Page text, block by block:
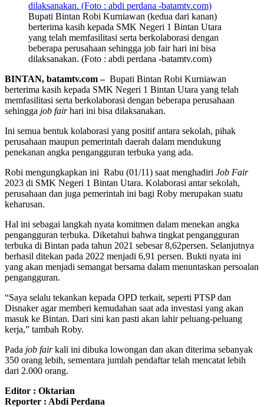
Bupati Bintan Robi Kurniawan (kedua dari kanan)
berterima kasih kepada SMK Negeri 1 Bintan Utara
yang telah memfasilitasi serta berkolaborasi dengan
beberapa perusahaan sehingga job fair hari ini bisa
dilaksanakan. (Foto : abdi perdana -batamtv.com)
BINTAN, batamtv.com –Bupati Bintan Robi Kurniawan
berterima kasih kepada SMK Negeri 1 Bintan Utara yang telah
memfasilitasi serta berkolaborasi dengan beberapa perusahaan
sehingga job fairhari ini bisa dilaksanakan.
Ini semua bentuk kolaborasi yang positif antara sekolah, pihak
perusahaan maupun pemerintah daerah dalam mendukung
penekanan angka pengangguran terbuka yang ada.
Robi mengungkapkan ini Rabu (01/11) saat menghadiri Job Fair
2023 di SMK Negeri 1 Bintan Utara. Kolaborasi antar sekolah,
perusahaan dan juga pemerintah ini bagi Roby merupakan suatu
keharusan.
Hal ini sebagai langkah nyata komitmen dalam menekan angka
pengangguran terbuka. Diketahui bahwa tingkat pengangguran
terbuka di Bintan pada tahun 2021 sebesar 8,62persen. Selanjutnya
berhasil ditekan pada 2022 menjadi 6,91 persen. Bukti nyata ini
yang akan menjadi semangat bersama dalam menuntaskan persoalan
pengangguran.
“Saya selalu tekankan kepada OPD terkait, seperti PTSP dan
Disnaker agar memberi kemudahan saat ada investasi yang akan
masuk ke Bintan. Dari sini kan pasti akan lahir peluang-peluang
kerja,” tambah Roby.
Pada job fairkali ini dibuka lowongan dan akan diterima sebanyak
350 orang lebih, sementara jumlah pendaftar telah mencatat lebih
dari 2.000 orang.
Editor : Oktarian
Reporter : Abdi Perdana